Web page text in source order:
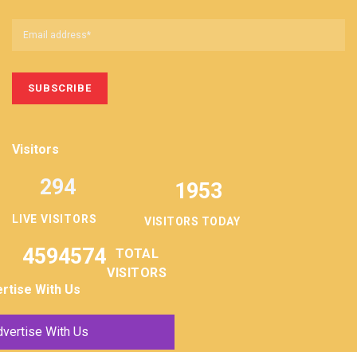
Visitors
LIVE VISITORS
294 1953
VISITORS TODAY
4594574
TOTAL
VISITORS
With Us
With Us